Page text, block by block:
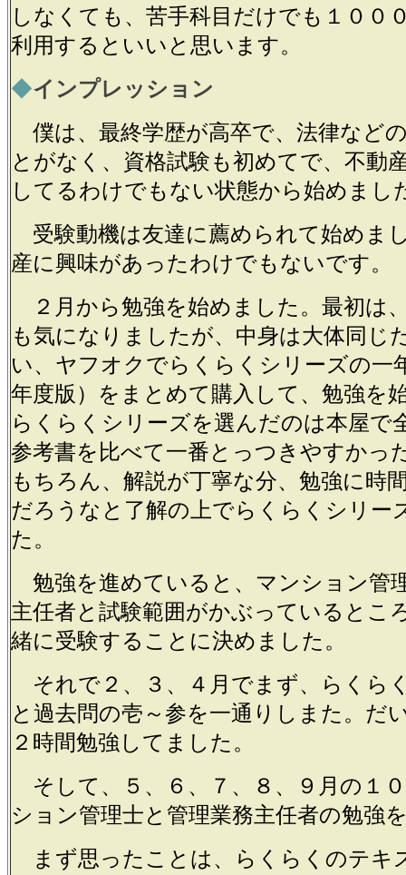
しなくても、苦手科目だけでも１００
利用するといいと思います。
◆インプレッション
僕は、最終学歴が高卒で、法律など
とがなく、資格試験も初めてで、不動
してるわけでもない状態から始めまし
受験動機は友達に薦められて始めま
産に興味があったわけでもないです。
２月から勉強を始めました。最初は
も気になりましたが、中身は大体同じ
い、ヤフオクでらくらくシリーズの一
年度版）をまとめて購入して、勉強を
らくらくシリーズを選んだのは本屋で
参考書を比べて一番とっつきやすかっ
もちろん、解説が丁寧な分、勉強に時
だろうなと了解の上でらくらくシリー
た。
勉強を進めていると、マンション管
主任者と試験範囲がかぶっているとこ
緒に受験することに決めました。
それで２、３、４月でまず、らくら
と過去問の壱～参を一通りしまた。だ
２時間勉強してました。
そして、５、６、７、８、９月の１
ション管理士と管理業務主任者の勉強
まず思ったことは、らくらくのテキ